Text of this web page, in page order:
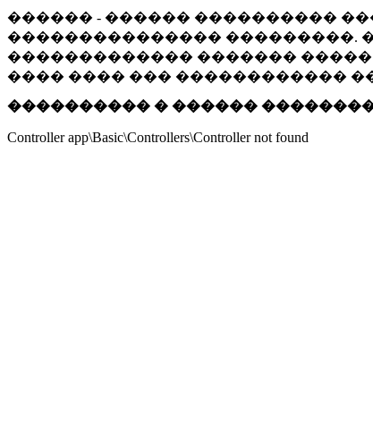
������ - ������ ����������
��������������� ���������.
������������� ������� �����
���� ���� ��� ������������
���������� � ������
Controller app\Basic\Controllers\Controller not found